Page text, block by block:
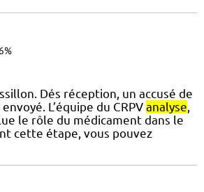
Dés réception, un accusé de
L’équipe du CRPV analyse,
le rôle du médicament dans le
cette étape, vous pouvez